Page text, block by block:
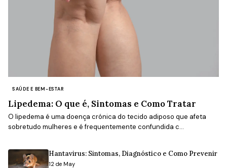
SAÚDE E BEM-ESTAR
Lipedema: O que é, Sintomas e Como Tratar
O lipedema é uma doença crónica do tecido adiposo que afeta
sobretudo mulheres e é frequentemente confundida c...
Hantavirus: Sintomas, Diagnóstico e Como Prevenir
12 de May